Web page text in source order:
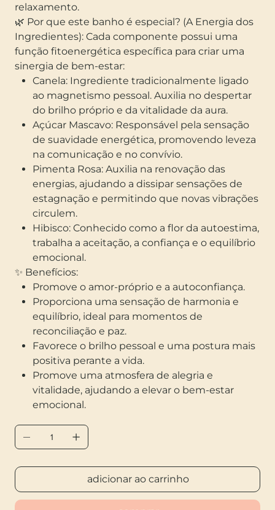
relaxamento.
🌿 Por que este banho é especial? (A Energia dos
Ingredientes): Cada componente possui uma
função fitoenergética específica para criar uma
sinergia de bem-estar:
Canela: Ingrediente tradicionalmente ligado
ao magnetismo pessoal. Auxilia no despertar
do brilho próprio e da vitalidade da aura.
Açúcar Mascavo: Responsável pela sensação
de suavidade energética, promovendo leveza
na comunicação e no convívio.
Pimenta Rosa: Auxilia na renovação das
energias, ajudando a dissipar sensações de
estagnação e permitindo que novas vibrações
circulem.
Hibisco: Conhecido como a flor da autoestima,
trabalha a aceitação, a confiança e o equilíbrio
emocional.
✨ Benefícios:
Promove o amor-próprio e a autoconfiança.
Proporciona uma sensação de harmonia e
equilíbrio, ideal para momentos de
reconciliação e paz.
Favorece o brilho pessoal e uma postura mais
positiva perante a vida.
Promove uma atmosfera de alegria e
vitalidade, ajudando a elevar o bem-estar
emocional.
adicionar ao carrinho